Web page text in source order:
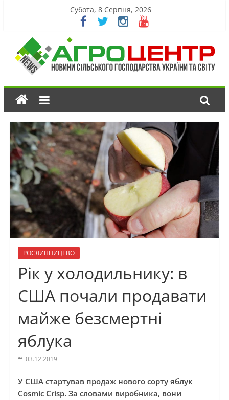
Субота, 8 Серпня, 2026
РОСЛИННИЦТВО
Рік у холодильнику: в
США почали продавати
майже безсмертні
яблука
03.12.2019
У США стартував продаж нового сорту яблук
Cosmic Crisp. За словами виробника, вони